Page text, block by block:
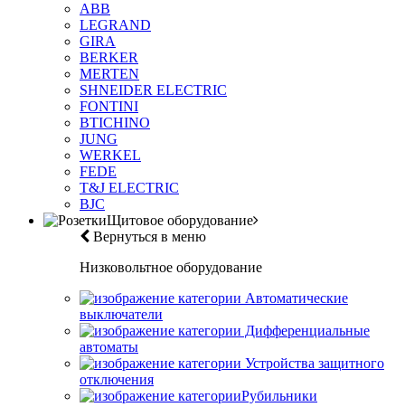
ABB
LEGRAND
GIRA
BERKER
MERTEN
SHNEIDER ELECTRIC
FONTINI
BTICHINO
JUNG
WERKEL
FEDE
T&J ELECTRIC
BJC
Щитовое оборудование
Вернуться в меню
Низковольтное оборудование
Автоматические
выключатели
Дифференциальные
автоматы
Устройства защитного
отключения
Рубильники